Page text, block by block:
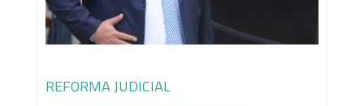
REFORMA JUDICIAL